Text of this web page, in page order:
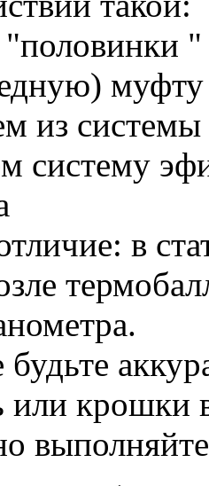
"
муфту
из системы
систему
в
или крошки